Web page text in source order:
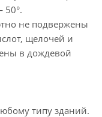
50°.
не подвержены
щелочей и
в дождевой
типу зданий.